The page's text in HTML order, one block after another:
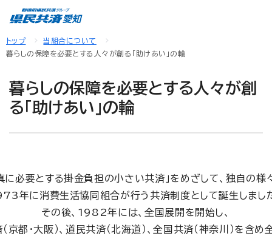
トップ
当組合について
暮らしの保障を必要とする人々が創る「助けあい」の輪
暮らしの保障を必要とする人々が創
る「助けあい」の輪
に必要とする掛金負担の小さい共済」をめざして、独自の様
年に消費生活協同組合が行う共済制度として誕生しまし
その後、1982年には、全国展開を開始し、
京都・大阪）、道民共済（北海道）、全国共済（神奈川）を